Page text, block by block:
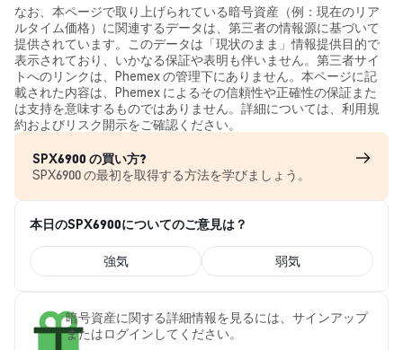
なお、本ページで取り上げられている暗号資産（例：現在のリア
ルタイム価格）に関連するデータは、第三者の情報源に基づいて
提供されています。このデータは「現状のまま」情報提供目的で
表示されており、いかなる保証や表明も伴いません。第三者サイ
トへのリンクは、Phemex の管理下にありません。本ページに記
載された内容は、Phemex によるその信頼性や正確性の保証また
は支持を意味するものではありません。詳細については、利用規
約およびリスク開示をご確認ください。
SPX6900 の買い方?
SPX6900 の最初を取得する方法を学びましょう。
本日のSPX6900についてのご意見は？
強気 弱気
暗号資産に関する詳細情報を見るには、サインアップ
またはログインしてください。